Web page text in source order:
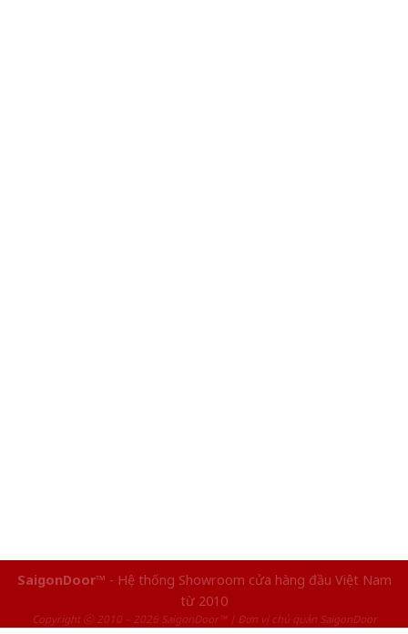
SaigonDoor™ - Hệ thống Showroom cửa hàng đầu Việt Nam
từ 2010
Copyright ⓒ 2010 – 2026 SaigonDoor™ | Đơn vị chủ quản SaigonDoor